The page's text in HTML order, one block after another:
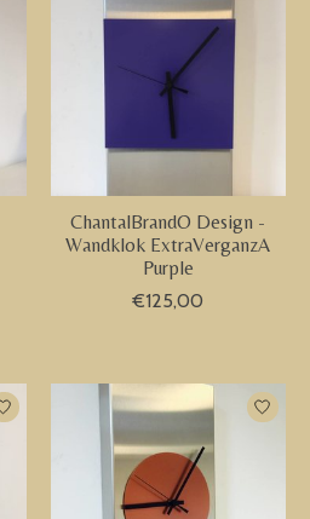
ChantalBrandO Design -
Wandklok ExtraVerganzA
Purple
€125,00